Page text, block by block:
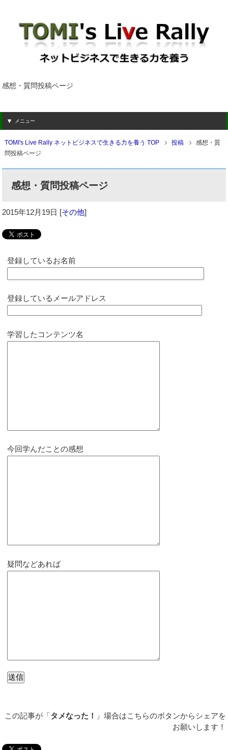
感想・質問投稿ページ
メニュー
TOMI's Live Rally ネットビジネスで生きる力を養う TOP 投稿
感想・質
問投稿ページ
感想・質問投稿ページ
2015年12月19日 [その他]
登録しているお名前
登録しているメールアドレス
学習したコンテンツ名
今回学んだことの感想
疑問などあれば
この記事が「タメなった！
」場合はこちらのボタンからシェアを
お願いします！